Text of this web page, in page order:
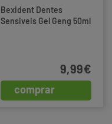
Bexident Dentes
Sensiveis Gel Geng 50ml
comprar
9,99€